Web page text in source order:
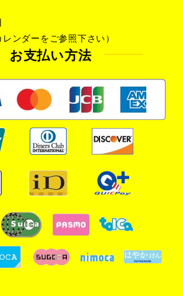
レンダーをご参照下さい）
お支払い方法